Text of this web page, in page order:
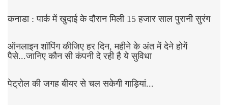
कनाडा : पार्क में खुदाई के दौरान मिली 15 हजार साल पुरानी सुरंग
ऑनलाइन शॉपिंग कीजिए हर दिन, महीने के अंत में देने होगें
पैसे...जानिए कौन सी कंपनी दे रही है ये सुविधा
पेट्रोल की जगह बीयर से चल सकेगी गाड़ियां...